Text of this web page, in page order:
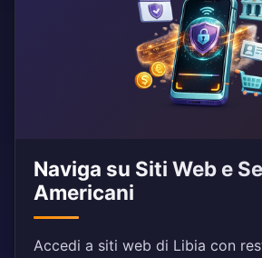
Naviga su Siti Web e
Americani
Accedi a siti web di Libia con